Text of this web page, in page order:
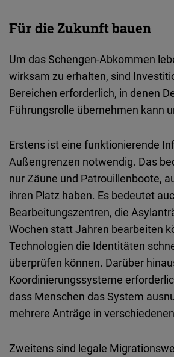
Für die Zukunft bauen
Um dasSchengen-Abkommen
wirksam zu erhalten, sind
Bereichen erforderlich, in denen
Führungsrolle übernehmen kann
Erstens ist eine funktionierende
Außengrenzen notwendig. Das
nurZäune und Patrouillenboote,
ihren Platz haben. Es bedeutet
Bearbeitungszentren, die
Wochen stattJahren bearbeiten
Technologien die Identitäten
überprüfen können. Darüber
Koordinierungssysteme
dass Menschen dasSystem
mehrere Anträge in verschiedenen
Zweitens sind legale